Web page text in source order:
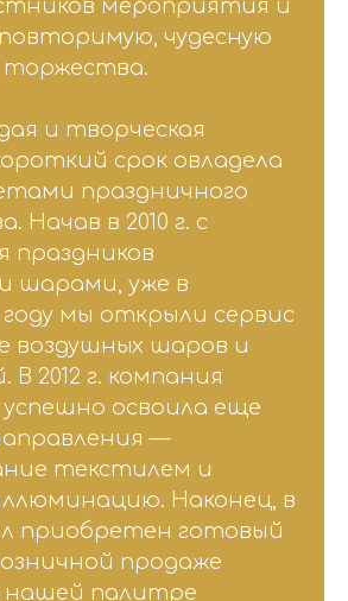
мероприятия и
чудесную
и творческая
срок овладела
праздничного
Начав в 2010 г. с
праздников
шарами, уже в
мы открыли сервис
воздушных шаров и
В 2012 г. компания
успешно освоила еще
—
текстилем и
Наконец, в
приобретен готовый
продаже
нашей палитре